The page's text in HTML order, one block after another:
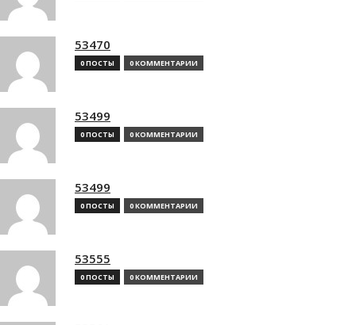
53470
0 ПОСТЫ 0 КОММЕНТАРИИ
53499
0 ПОСТЫ 0 КОММЕНТАРИИ
53499
0 ПОСТЫ 0 КОММЕНТАРИИ
53555
0 ПОСТЫ 0 КОММЕНТАРИИ